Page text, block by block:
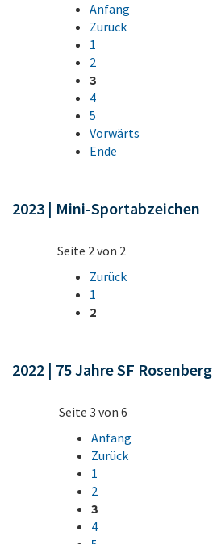
Anfang
Zurück
1
2
3
4
5
Vorwärts
Ende
2023 | Mini-Sportabzeichen
Seite 2 von 2
Zurück
1
2
2022 | 75 Jahre SF Rosenberg
Seite 3 von 6
Anfang
Zurück
1
2
3
4